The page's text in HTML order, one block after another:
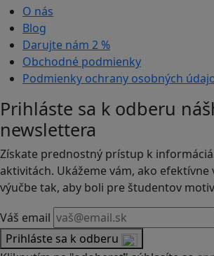
O nás
Blog
Darujte nám 2 %
Obchodné podmienky
Podmienky ochrany osobných
Prihláste sa k odberu
newslettera
Získate prednostný prístup k
aktivitách. Ukážeme vám, ako efektívne
výučbe tak, aby boli pre študentov
Váš email
Prihláste sa k odberu